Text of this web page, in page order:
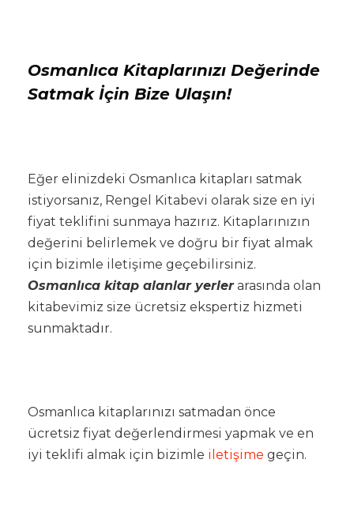
Osmanlıca Kitaplarınızı Değerinde
Satmak İçin Bize Ulaşın!
Eğer elinizdeki Osmanlıca kitapları satmak
istiyorsanız, Rengel Kitabevi olarak size en iyi
fiyat teklifini sunmaya hazırız. Kitaplarınızın
değerini belirlemek ve doğru bir fiyat almak
için bizimle iletişime geçebilirsiniz.
Osmanlıca kitap alanlar yerlerarasında olan
kitabevimiz size ücretsiz ekspertiz hizmeti
sunmaktadır.
Osmanlıca kitaplarınızı satmadan önce
ücretsiz fiyat değerlendirmesi yapmak ve en
iyi teklifi almak için bizimle iletişime geçin.